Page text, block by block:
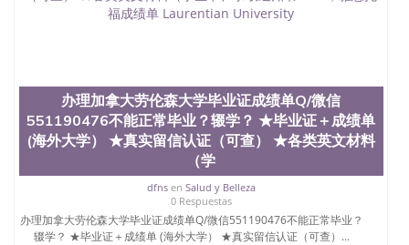
办理加拿大劳伦森大学毕业证成绩单Q/微信
551190476不能正常毕业？辍学？ ★毕业证＋成绩单
(海外大学） ★真实留信认证（可查） ★各类英文材料
（学
dfnsen Salud y Belleza
0 Respuestas
办理加拿大劳伦森大学毕业证成绩单Q/微信551190476不能正常毕业？
辍学？ ★毕业证＋成绩单 (海外大学） ★真实留信认证（可查）...